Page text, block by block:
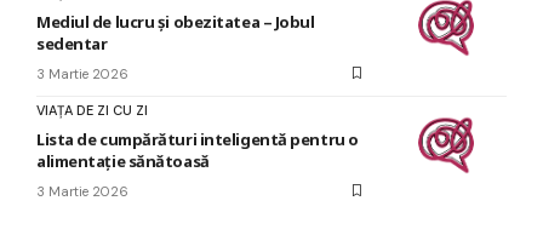
Mediul de lucru și obezitatea – Jobul
sedentar
3 Martie 2026
VIAȚA DE ZI CU ZI
Lista de cumpărături inteligentă pentru o
alimentație sănătoasă
3 Martie 2026